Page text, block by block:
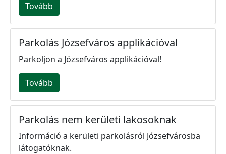
Tovább
Parkolás Józsefváros applikációval
Parkoljon a Józsefváros applikációval!
Tovább
Parkolás nem kerületi lakosoknak
Információ a kerületi parkolásról Józsefvárosba
látogatóknak.